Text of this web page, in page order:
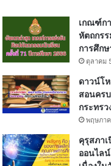
เกณฑ์ก
หัตถกรร
การศึก
ตุลาคม
ดาวน์โ
สอนคร
กระทร
พฤษภา
คุรุสภา
ออนไล